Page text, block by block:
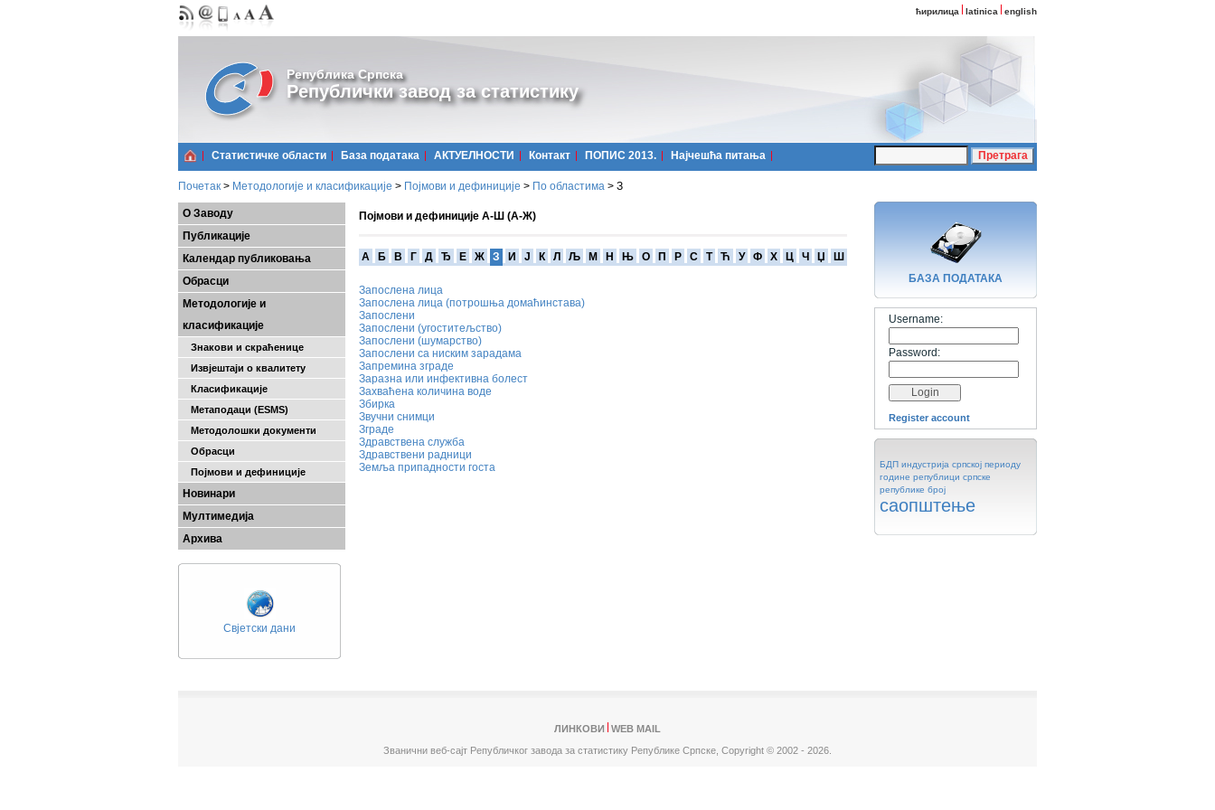
ћирилица latinica english
Република Српска
Републички завод за статистику
Статистичке области Базa података АКТУЕЛНОСТИ Контакт ПОПИС 2013. Најчешћa питања
Почетак > Методологије и класификације > Појмови и дефиниције > По областима > З
О Заводу
Публикације
Календар публиковања
Обрасци
Методологије и
класификације
Знакови и скраћенице
Извјештаји о квалитету
Класификације
Метаподаци (ESMS)
Методолошки документи
Обрасци
Појмови и дефиниције
Новинари
Мултимедија
Архива
Свјетски дани
Појмови и дефиниције А-Ш (А-Ж)
A Б В Г Д Ђ Е Ж З И Ј К Л Љ М Н Њ О П Р С Т Ћ У Ф Х Ц Ч Џ Ш
Запослена лица
Запослена лица (потрошња домаћинстава)
Запослени
Запослени (угоститељство)
Запослени (шумарство)
Запослени са ниским зарадама
Запремина зграде
Заразна или инфективна болест
Захваћена количина воде
Збирка
Звучни снимци
Зграде
Здравствена служба
Здравствени радници
Земља припадности госта
БАЗA ПОДАТАКА
Username:
Password:
Register account
БДП индустрија српској периоду
године републици српске
републике број
саопштење
ЛИНКОВИ
WEB MAIL
Званични веб-сајт Републичког завода за статистику Републике Српске, Copyright © 2002 - 2026.